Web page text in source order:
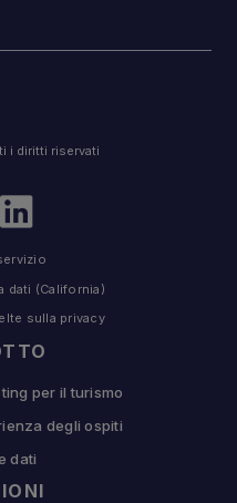
per il turismo
degli ospiti
dati
i diritti riservati
dati (California)
sulla privacy